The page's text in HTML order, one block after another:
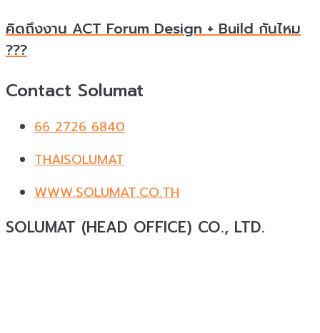
คิดถึงงาน ACT Forum Design + Build กันไหม
???
Contact Solumat
66 2726 6840
THAISOLUMAT
WWW.SOLUMAT.CO.TH
SOLUMAT (HEAD OFFICE) CO., LTD.